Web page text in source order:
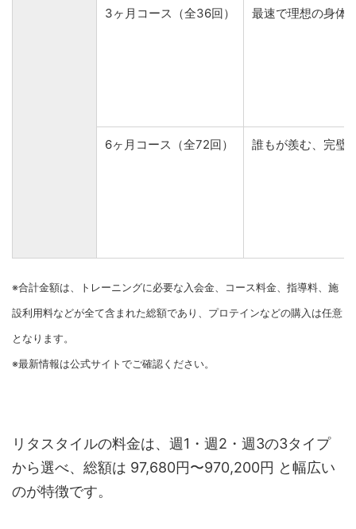
3ヶ月コース（全36回） 最速で理想の身体
6ヶ月コース（全72回） 誰もが羨む、完璧
※合計金額は、トレーニングに必要な入会金、コース料金、指導料、施
設利用料などが全て含まれた総額であり、プロテインなどの購入は任意
となります。
※最新情報は公式サイトでご確認ください。
リタスタイルの料金は、週1・週2・週3の3タイプ
から選べ、総額は 97,680円〜970,200円 と幅広い
のが特徴です。